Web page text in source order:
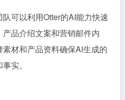
队可以利用Otter的AI能力快速
品介绍文案和营销邮件内
材和产品资料确保AI生成的
实。